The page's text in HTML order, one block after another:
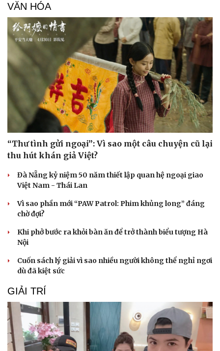
Du lịch
Tư vấn
Săn Tour
check-in
Podcast
Câu chuyện thời sự
Đọc truyện đêm khuya
Cửa sổ tình yêu
Kể chuyện cho bé
Hạt giống tâm hồn
VĂN HÓA
“Thư tình gửi ngoại”: Vì sao một câu chuyện cũ lại
thu hút khán giả Việt?
Đà Nẵng kỷ niệm 50 năm thiết lập quan hệ ngoại giao
Việt Nam - Thái Lan
Vì sao phần mới “PAW Patrol: Phim khủng long” đáng
chờ đợi?
Khi phở bước ra khỏi bàn ăn để trở thành biểu tượng Hà
Nội
Cuốn sách lý giải vì sao nhiều người không thể nghỉ ngơi
dù đã kiệt sức
GIẢI TRÍ